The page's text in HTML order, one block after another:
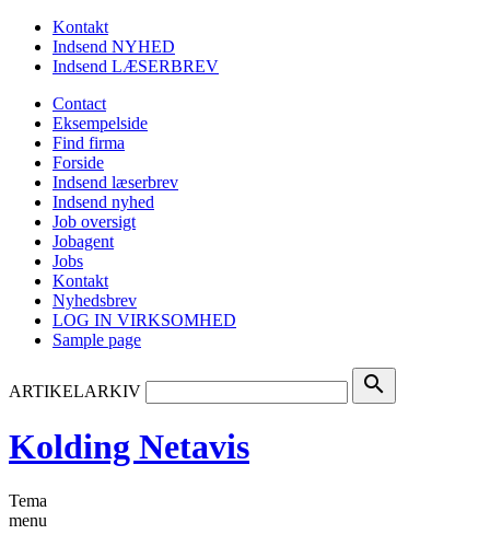
Kontakt
Indsend NYHED
Indsend LÆSERBREV
Contact
Eksempelside
Find firma
Forside
Indsend læserbrev
Indsend nyhed
Job oversigt
Jobagent
Jobs
Kontakt
Nyhedsbrev
LOG IN VIRKSOMHED
Sample page
ARTIKELARKIV search
Kolding Netavis
Tema
menu